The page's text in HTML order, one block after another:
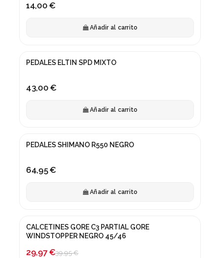
14,00 €
Añadir al carrito
PEDALES ELTIN SPD MIXTO
43,00 €
Añadir al carrito
PEDALES SHIMANO R550 NEGRO
64,95 €
Añadir al carrito
¡En oferta!
CALCETINES GORE C3 PARTIAL GORE
WINDSTOPPER NEGRO 45/46
29,97 €39,95 €